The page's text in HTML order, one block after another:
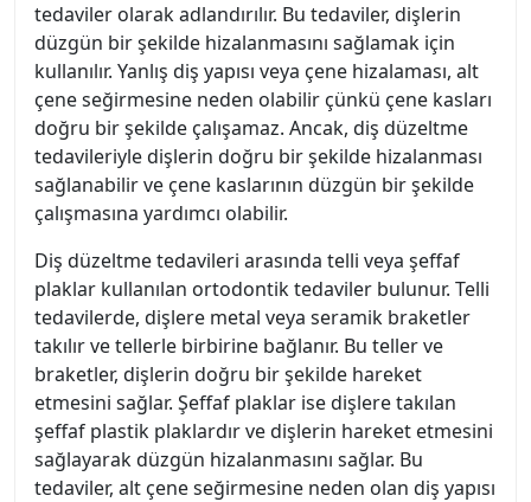
tedaviler olarak adlandırılır. Bu tedaviler, dişlerin
düzgün bir şekilde hizalanmasını sağlamak için
kullanılır. Yanlış diş yapısı veya çene hizalaması, alt
çene seğirmesine neden olabilir çünkü çene kasları
doğru bir şekilde çalışamaz. Ancak, diş düzeltme
tedavileriyle dişlerin doğru bir şekilde hizalanması
sağlanabilir ve çene kaslarının düzgün bir şekilde
çalışmasına yardımcı olabilir.
Diş düzeltme tedavileri arasında telli veya şeffaf
plaklar kullanılan ortodontik tedaviler bulunur. Telli
tedavilerde, dişlere metal veya seramik braketler
takılır ve tellerle birbirine bağlanır. Bu teller ve
braketler, dişlerin doğru bir şekilde hareket
etmesini sağlar. Şeffaf plaklar ise dişlere takılan
şeffaf plastik plaklardır ve dişlerin hareket etmesini
sağlayarak düzgün hizalanmasını sağlar. Bu
tedaviler, alt çene seğirmesine neden olan diş yapısı